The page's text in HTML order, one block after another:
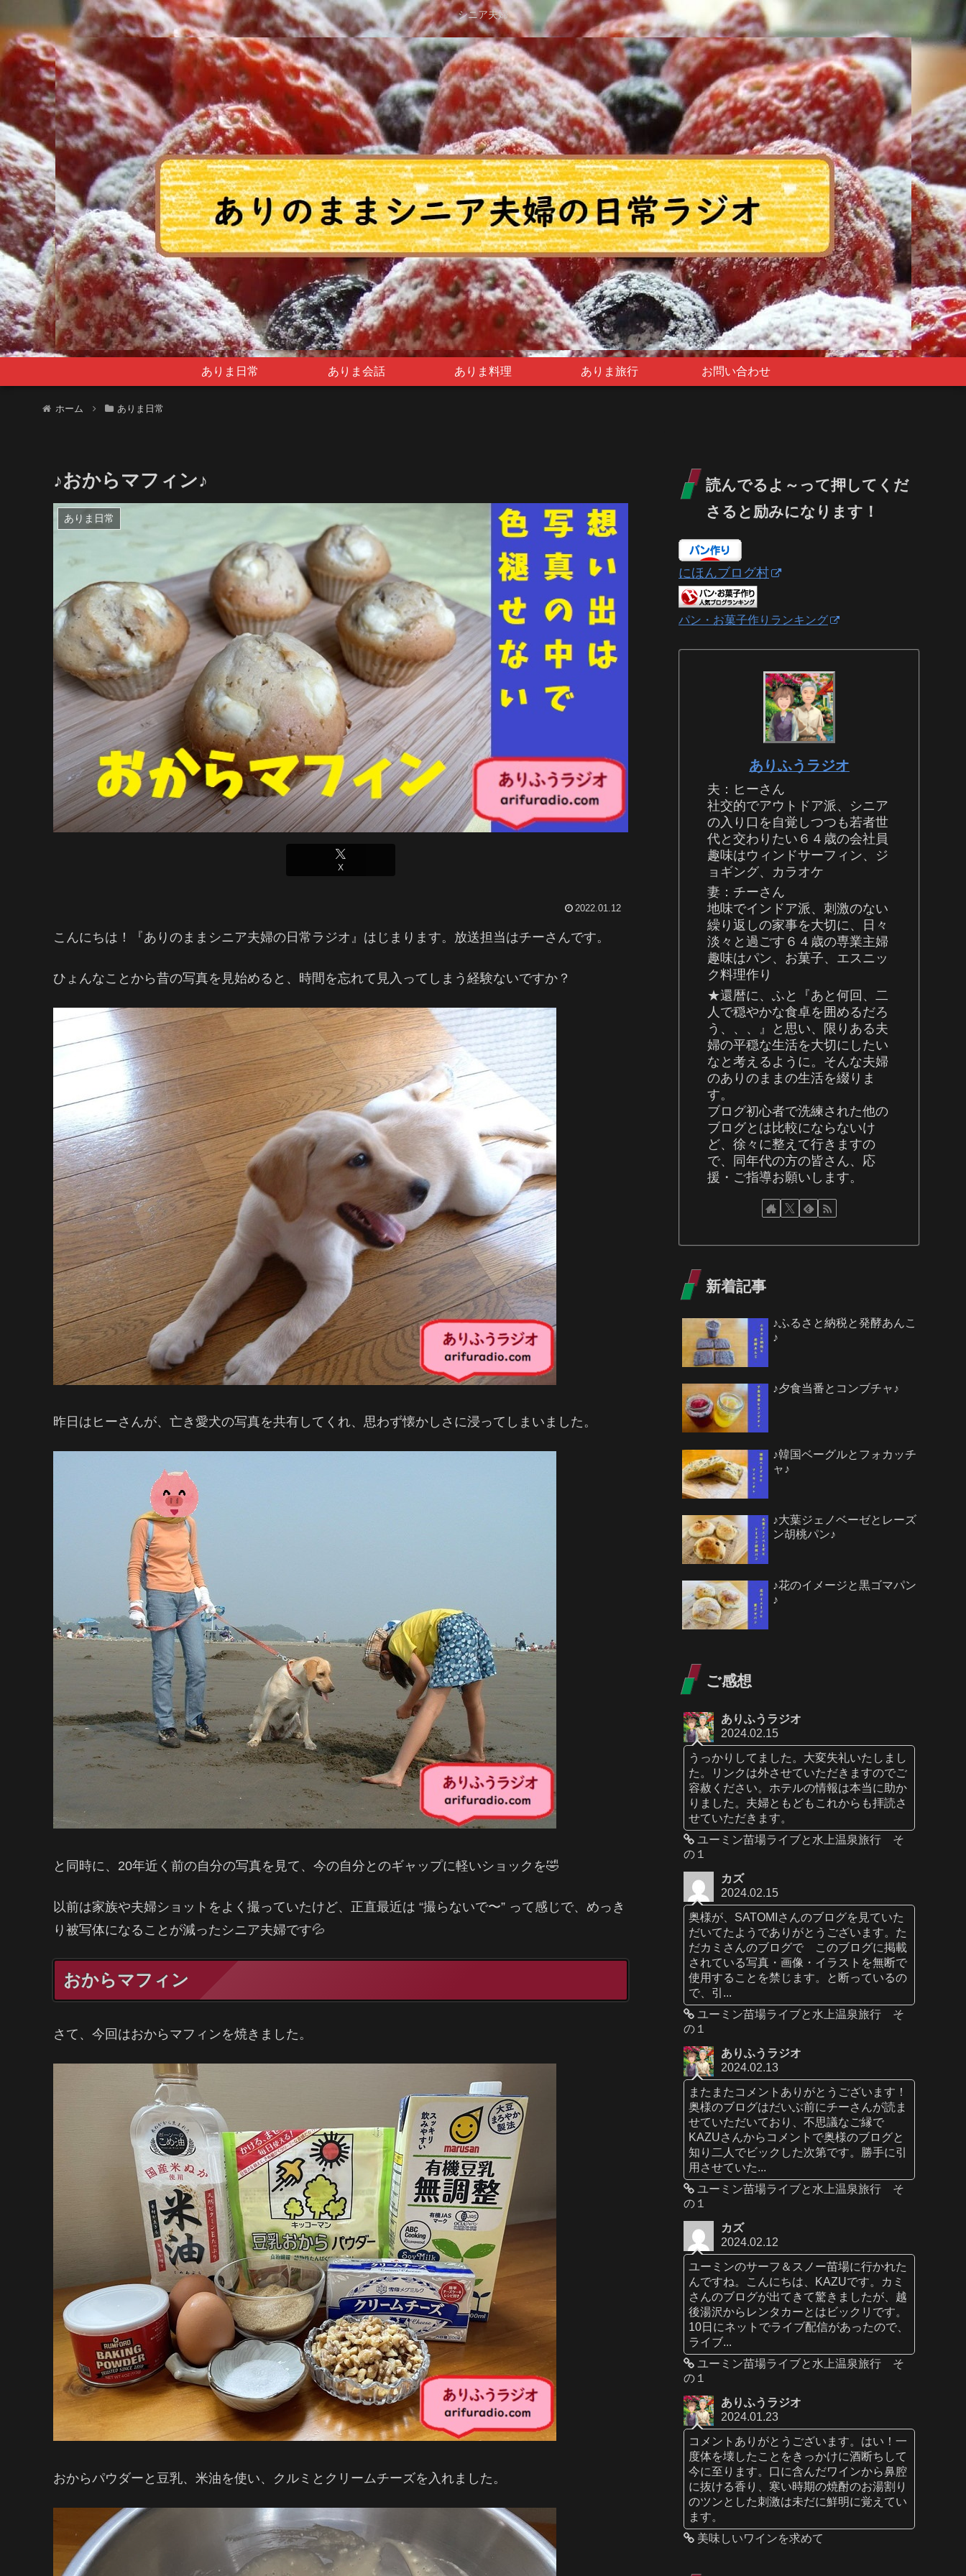
シニア夫婦
ありま日常 ありま会話 ありま料理 ありま旅行 お問い合わせ
ホーム ありま日常
♪おからマフィン♪
ありま日常
X
2022.01.12
こんにちは！『ありのままシニア夫婦の日常ラジオ』はじまります。放送担当はチーさんです。
ひょんなことから昔の写真を見始めると、時間を忘れて見入ってしまう経験ないですか？
昨日はヒーさんが、亡き愛犬の写真を共有してくれ、思わず懐かしさに浸ってしまいました。
と同時に、20年近く前の自分の写真を見て、今の自分とのギャップに軽いショックを🤣
以前は家族や夫婦ショットをよく撮っていたけど、正直最近は “撮らないで〜” って感じで、めっき
り被写体になることが減ったシニア夫婦です💦
おからマフィン
さて、今回はおからマフィンを焼きました。
おからパウダーと豆乳、米油を使い、クルミとクリームチーズを入れました。
読んでるよ～って押してくだ
さると励みになります！
にほんブログ村
パン・お菓子作りランキング
ありふうラジオ
夫：ヒーさん
社交的でアウトドア派、シニア
の入り口を自覚しつつも若者世
代と交わりたい６４歳の会社員
趣味はウィンドサーフィン、ジ
ョギング、カラオケ
妻：チーさん
地味でインドア派、刺激のない
繰り返しの家事を大切に、日々
淡々と過ごす６４歳の専業主婦
趣味はパン、お菓子、エスニッ
ク料理作り
★還暦に、ふと『あと何回、二
人で穏やかな食卓を囲めるだろ
う、、、』と思い、限りある夫
婦の平穏な生活を大切にしたい
なと考えるように。そんな夫婦
のありのままの生活を綴りま
す。
ブログ初心者で洗練された他の
ブログとは比較にならないけ
ど、徐々に整えて行きますの
で、同年代の方の皆さん、応
援・ご指導お願いします。
新着記事
♪ふるさと納税と発酵あんこ
♪
♪夕食当番とコンブチャ♪
♪韓国ベーグルとフォカッチ
ャ♪
♪大葉ジェノベーゼとレーズ
ン胡桃パン♪
♪花のイメージと黒ゴマパン
♪
ご感想
ありふうラジオ
2024.02.15
うっかりしてました。大変失礼いたしまし
た。リンクは外させていただきますのでご
容赦ください。ホテルの情報は本当に助か
りました。夫婦ともどもこれからも拝読さ
せていただきます。
ユーミン苗場ライブと水上温泉旅行 そ
の１
カズ
2024.02.15
奥様が、SATOMIさんのブログを見ていた
だいてたようでありがとうございます。た
だカミさんのブログで このブログに掲載
されている写真・画像・イラストを無断で
使用することを禁じます。と断っているの
で、引...
ユーミン苗場ライブと水上温泉旅行 そ
の１
ありふうラジオ
2024.02.13
またまたコメントありがとうございます！
奥様のブログはだいぶ前にチーさんが読ま
せていただいており、不思議なご縁で
KAZUさんからコメントで奥様のブログと
知り二人でビックした次第です。勝手に引
用させていた...
ユーミン苗場ライブと水上温泉旅行 そ
の１
カズ
2024.02.12
ユーミンのサーフ＆スノー苗場に行かれた
んですね。こんにちは、KAZUです。カミ
さんのブログが出てきて驚きましたが、越
後湯沢からレンタカーとはビックリです。
10日にネットでライブ配信があったので、
ライブ...
ユーミン苗場ライブと水上温泉旅行 そ
の１
ありふうラジオ
2024.01.23
コメントありがとうございます。はい！一
度体を壊したことをきっかけに酒断ちして
今に至ります。口に含んだワインから鼻腔
に抜ける香り、寒い時期の焼酎のお湯割り
のツンとした刺激は未だに鮮明に覚えてい
ます。
美味しいワインを求めて